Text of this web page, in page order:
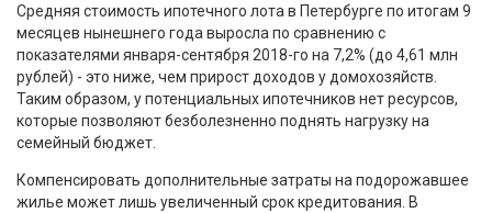
Средняя стоимость ипотечного лота в Петербурге по итогам 9
месяцев нынешнего года выросла по сравнению с
показателями января-сентября 2018-го на 7,2% (до 4,61 млн
рублей) - это ниже, чем прирост доходов у домохозяйств.
Таким образом, у потенциальных ипотечников нет ресурсов,
которые позволяют безболезненно поднять нагрузку на
семейный бюджет.
Компенсировать дополнительные затраты на подорожавшее
жилье может лишь увеличенный срок кредитования. В